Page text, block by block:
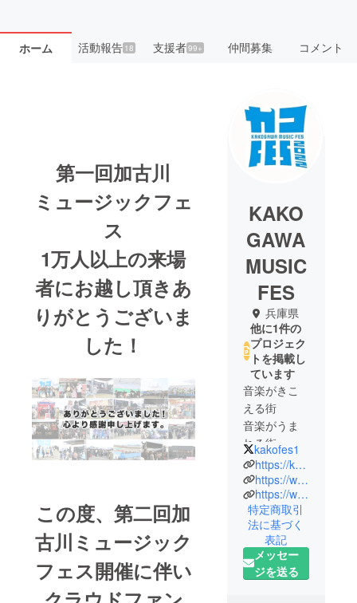
ホーム 活動報告18 支援者99+ 仲間募集 コメント
第一回加古川
ミュージックフェ
ス
1万人以上の来場
者にお越し頂きあ
りがとうございま
した！
この度、第二回加
古川ミュージック
フェス開催に伴い
KAKO
GAWA
MUSIC
FES
兵庫県
他に1件の
プロジェク
トを掲載し
ています
音楽がきこ
える街
音楽がうま
れる街
音楽をはぐ
くむ街
そして 音
楽があふれ
る街へ
そんな思い
でこのフェ
kakofes1
https://kakofes.com/
https://www.instagram.com/kako_fes/
https://www.facebook.com/kakofes
特定商取引
法に基づく
表記
メッセー
ジを送る